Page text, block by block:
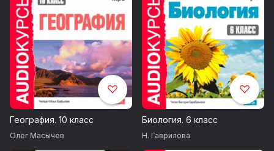
23. Экономическая культура
24. Правовая культура
25. Нравственная и эстетическая культура
26. Культура личности
27. Философия и искусство США
География. 10 класс
Олег Масычев
Биология. 6 класс
Н. Гаврилова